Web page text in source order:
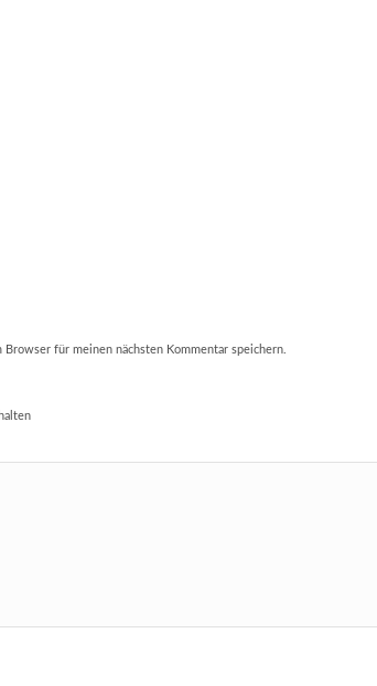
für meinen nächsten Kommentar speichern.